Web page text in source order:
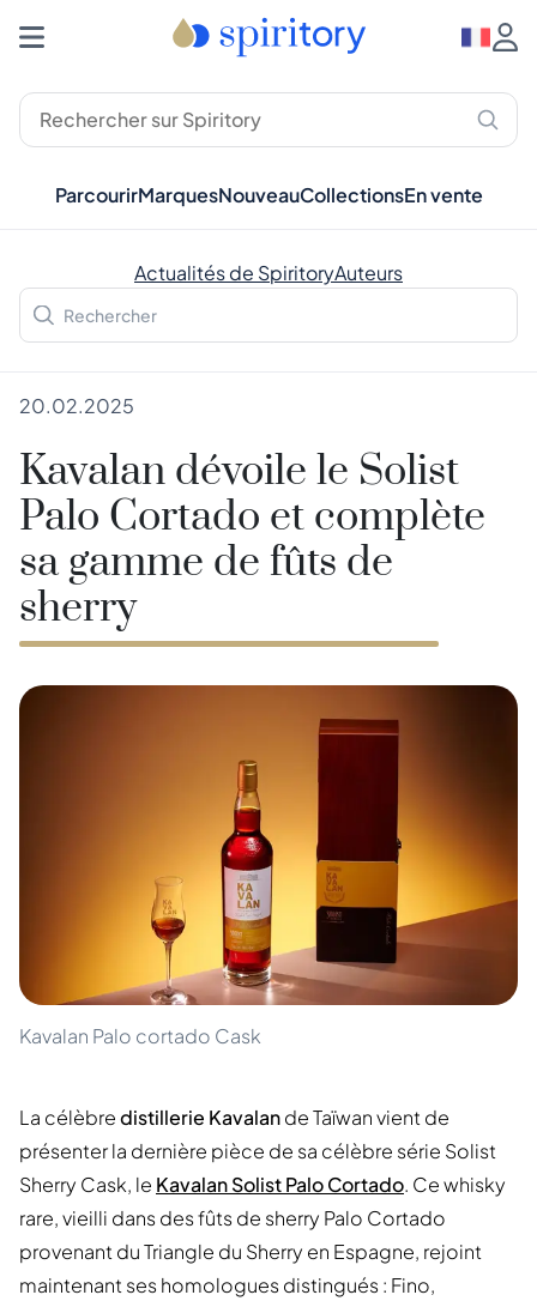
ParcourirMarquesNouveauCollectionsEn vente
Actualités de SpiritoryAuteurs
20.02.2025
Kavalan dévoile le Solist
Palo Cortado et complète
sa gamme de fûts de
sherry
Kavalan Palo cortado Cask
La célèbredistillerie Kavalande Taïwan vient de
présenter la dernière pièce de sa célèbre série Solist
Sherry Cask, le Kavalan Solist Palo Cortado. Ce whisky
rare, vieilli dans des fûts de sherry Palo Cortado
provenant du Triangle du Sherry en Espagne, rejoint
maintenant ses homologues distingués : Fino,